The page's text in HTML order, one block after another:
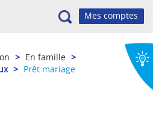
Recherche
> En famille >
> Prêt mariage